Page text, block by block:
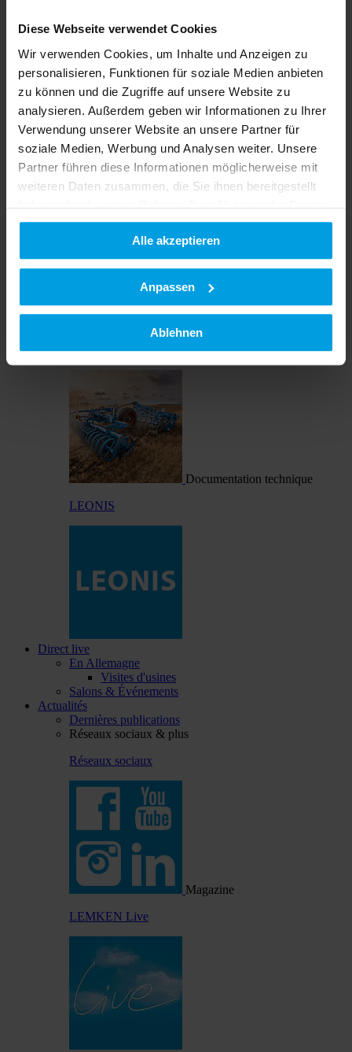
Diese Webseite verwendet Cookies
Wir verwenden Cookies, um Inhalte und Anzeigen zu
personalisieren, Funktionen für soziale Medien anbieten
zu können und die Zugriffe auf unsere Website zu
analysieren. Außerdem geben wir Informationen zu Ihrer
Verwendung unserer Website an unsere Partner für
soziale Medien, Werbung und Analysen weiter. Unsere
Partner führen diese Informationen möglicherweise mit
weiteren Daten zusammen, die Sie ihnen bereitgestellt
haben oder die sie im Rahmen Ihrer Nutzung der Dienste
gesammelt haben.
Datenschutzerklärung|Impressum
Alle akzeptieren
Anpassen
Ablehnen
Matériels d’occasion
Service
Service après-vente
Pièces de rechange
Matériels d’occasion
Service commercial
Portail des concessionnaires
Documentation technique
LEONIS
Direct live
En Allemagne
Visites d'usines
Salons & Événements
Actualités
Dernières publications
Réseaux sociaux & plus
Réseaux sociaux
Magazine
LEMKEN Live